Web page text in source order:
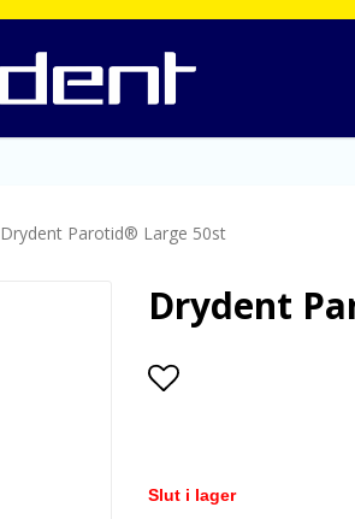
Drydent Parotid® Large 50st
Drydent
Slut i lager